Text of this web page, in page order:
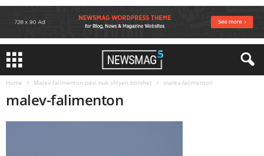
Home Malev falimenton pasi nuk shlyen borxhet malev-falimenton
malev-falimenton